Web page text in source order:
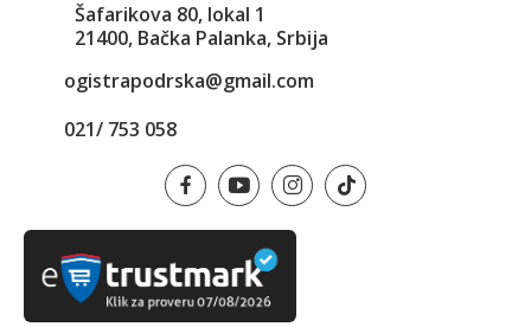
Šafarikova 80, lokal 1
21400, Bačka Palanka, Srbija
ogistrapodrska@gmail.com
021/ 753 058